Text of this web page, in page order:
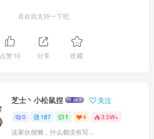
喜欢就支持一下吧
点赞10 分享 收藏
芝士丶小松鼠捏 关注
0 187 1 4 3.5W+
这家伙很懒，什么都没有写...